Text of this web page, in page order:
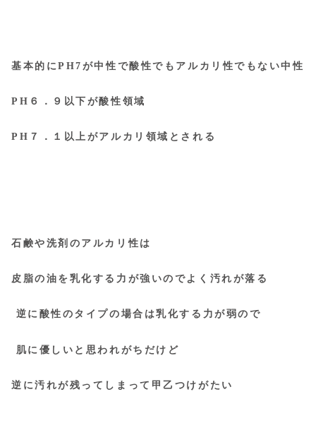
基本的にPH7が中性で酸性でもアルカリ性でもない中性
PH６．９以下が酸性領域
PH７．１以上がアルカリ領域とされる
石鹸や洗剤のアルカリ性は
皮脂の油を乳化する力が強いのでよく汚れが落る
逆に酸性のタイプの場合は乳化する力が弱ので
肌に優しいと思われがちだけど
逆に汚れが残ってしまって甲乙つけがたい